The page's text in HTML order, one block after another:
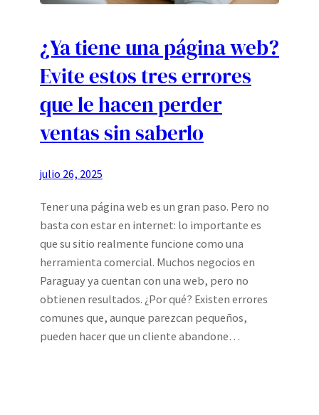
¿Ya tiene una página web?
Evite estos tres errores
que le hacen perder
ventas sin saberlo
julio 26, 2025
Tener una página web es un gran paso. Pero no
basta con estar en internet: lo importante es
que su sitio realmente funcione como una
herramienta comercial. Muchos negocios en
Paraguay ya cuentan con una web, pero no
obtienen resultados. ¿Por qué? Existen errores
comunes que, aunque parezcan pequeños,
pueden hacer que un cliente abandone…